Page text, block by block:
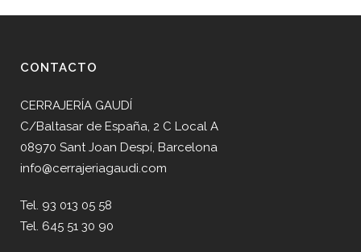
CONTACTO
CERRAJERÍA GAUDÍ
C/Baltasar de España, 2 C Local A
08970 Sant Joan Despí, Barcelona
info@cerrajeriagaudi.com
Tel. 93 013 05 58
Tel. 645 51 30 90